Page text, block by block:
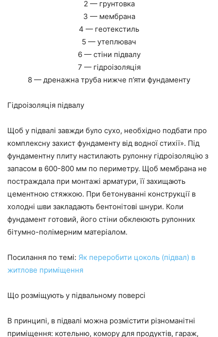
2 — грунтовка
3 — мембрана
4 — геотекстиль
5 — утеплювач
6 — стіни підвалу
7 — гідроізоляція
8 — дренажна труба нижче п’яти фундаменту
Гідроізоляція підвалу
Щоб у підвалі завжди було сухо, необхідно подбати про
комплексну захист фундаменту від водної стихії». Під
фундаментну плиту настилають рулонну гідроізоляцію з
запасом в 600-800 мм по периметру. Щоб мембрана не
постраждала при монтажі арматури, її захищають
цементною стяжкою. При бетонуванні конструкції в
холодні шви закладають бентонітові шнури. Коли
фундамент готовий, його стіни обклеюють рулонних
бітумно-полімерним матеріалом.
Посилання по темі: Як переробити цоколь (підвал) в
житлове приміщення
Що розміщують у підвальному поверсі
В принципі, в підвалі можна розмістити різноманітні
приміщення: котельню, комору для продуктів, гараж,